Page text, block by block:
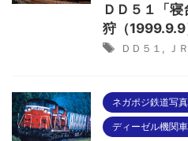
ＤＤ５１「
狩（1999.9.9
ＤＤ５１ Ｊ
ネガポジ鉄道写
ディーゼル機関